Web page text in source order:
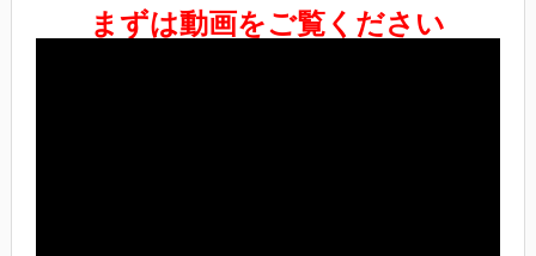
まずは動画をご覧ください